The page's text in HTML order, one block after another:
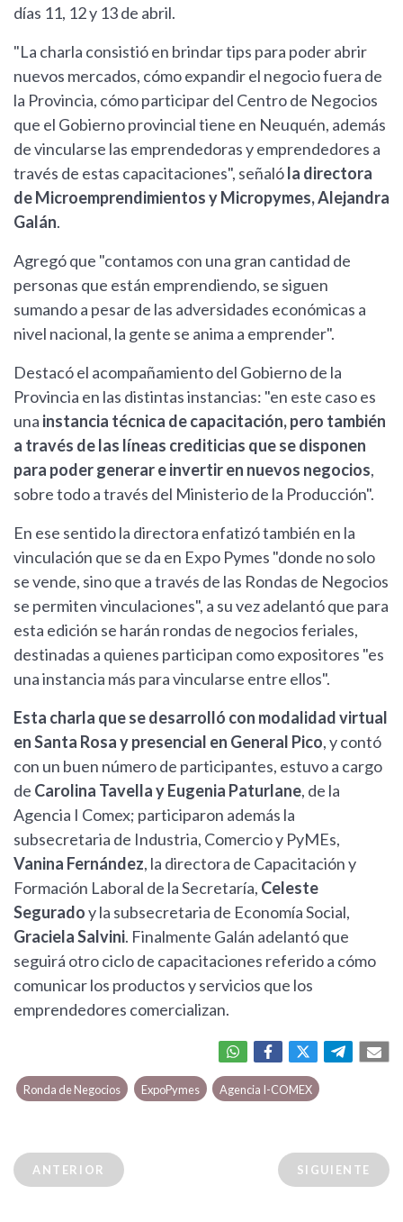
días 11, 12 y 13 de abril.
"La charla consistió en brindar tips para poder abrir
nuevos mercados, cómo expandir el negocio fuera de
la Provincia, cómo participar del Centro de Negocios
que el Gobierno provincial tiene en Neuquén, además
de vincularse las emprendedoras y emprendedores a
través de estas capacitaciones", señalóla directora
de Microemprendimientos y Micropymes, Alejandra
Galán.
Agregó que "contamos con una gran cantidad de
personas que están emprendiendo, se siguen
sumando a pesar de las adversidades económicas a
nivel nacional, la gente se anima a emprender".
Destacó el acompañamiento del Gobierno de la
Provincia en las distintas instancias: "en este caso es
una instancia técnica de capacitación, pero también
a través de las líneas crediticias que se disponen
para poder generar e invertir en nuevos negocios,
sobre todo a través del Ministerio de la Producción".
En ese sentido la directora enfatizó también en la
vinculación que se da en Expo Pymes "donde no solo
se vende, sino que a través de las Rondas de Negocios
se permiten vinculaciones", a su vez adelantó que para
esta edición se harán rondas de negocios feriales,
destinadas a quienes participan como expositores "es
una instancia más para vincularse entre ellos".
Esta charla que se desarrolló con modalidad virtual
en Santa Rosa y presencial en General Pico, y contó
con un buen número de participantes, estuvo a cargo
de Carolina Tavella y Eugenia Paturlane, de la
Agencia I Comex; participaron además la
subsecretaria de Industria, Comercio y PyMEs,
Vanina Fernández, la directora de Capacitación y
Formación Laboral de la Secretaría, Celeste
Seguradoy la subsecretaria de Economía Social,
Graciela Salvini. Finalmente Galán adelantó que
seguirá otro ciclo de capacitaciones referido a cómo
comunicar los productos y servicios que los
emprendedores comercializan.
Ronda de Negocios ExpoPymes Agencia I-COMEX
ANTERIOR SIGUIENTE